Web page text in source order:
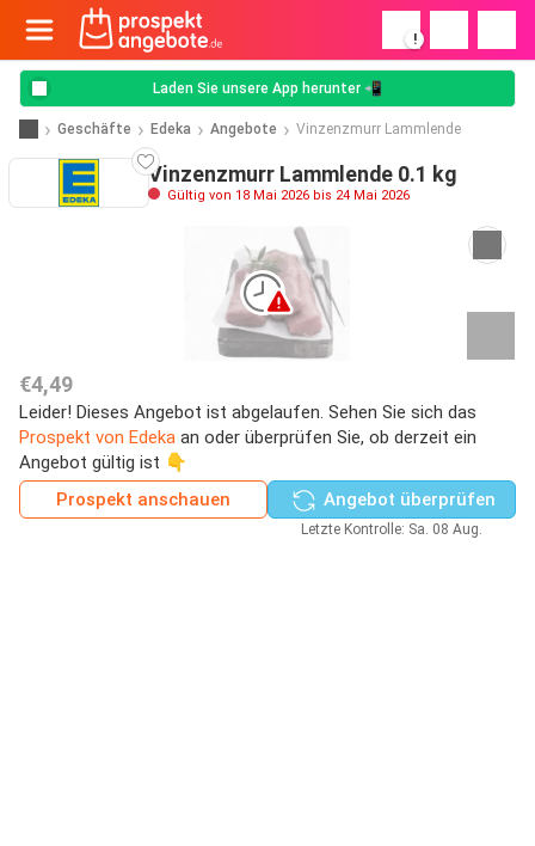
!
Laden Sie unsere App herunter 📲
Geschäfte Edeka Angebote Vinzenzmurr Lammlende
Vinzenzmurr Lammlende 0.1 kg
Gültig von 18 Mai 2026 bis 24 Mai 2026
€4,49
Leider! Dieses Angebot ist abgelaufen. Sehen Sie sich das
Prospekt von Edeka an oder überprüfen Sie, ob derzeit ein
Angebot gültig ist 👇
Prospekt anschauen
Angebot überprüfen
Letzte Kontrolle: Sa. 08 Aug.